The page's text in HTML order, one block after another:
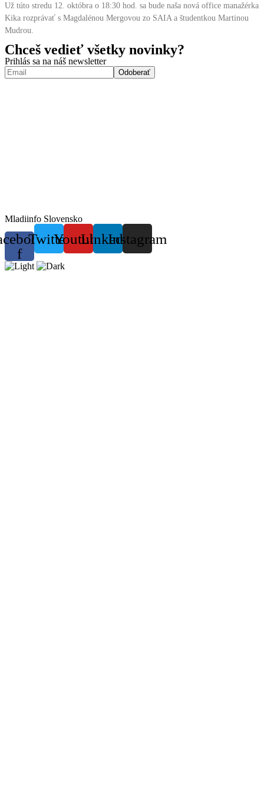
Už túto stredu 12. októbra o 18:30 hod. sa bude naša nová office manažérka
Kika rozprávať s Magdalénou Mergovou zo SAIA a študentkou Martinou
Mudrou.
Chceš vedieť všetky novinky?
Prihlás sa na náš newsletter
Mladiinfo Slovensko
f
TwitterYoutubeLinkedinInstagram